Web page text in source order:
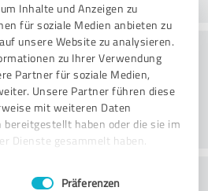
Inhalte und Anzeigen zu
für soziale Medien anbieten zu
unsere Website zu analysieren.
zu Ihrer Verwendung
Partner für soziale Medien,
Unsere Partner führen diese
mit weiteren Daten
bereitgestellt haben oder die sie im
Dienste gesammelt haben.
Präferenzen
Palvelu